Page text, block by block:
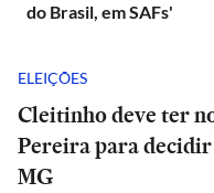
do Brasil, em SAFs'
ELEIÇÕES
Cleitinho deve ter
Pereira para
MG